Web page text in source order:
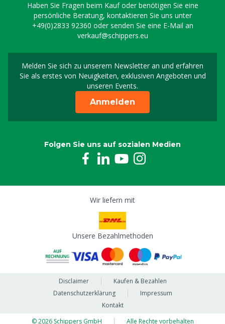
Haben Sie Fragen beim Kauf oder benötigen Sie eine
persönliche Beratung, kontaktieren Sie uns unter
+49(0)2833 92360 oder senden Sie eine E-Mail an
verkauf@schippers.eu
Melden Sie sich zu unserem Newsletter an und erfahren
Sie als erstes von Neuigkeiten, exklusiven Angeboten und
unseren Events.
Melden Sie sich für
Anmelden
Folgen Sie uns auf sozialen Medien
Wir liefern mit
Unsere Bezahlmethoden
Disclaimer
Kaufen & Bezahlen
Datenschutzerklärung
Impressum
Kontakt
© 2026 Schippers GmbH
Alle Rechte vorbehalten